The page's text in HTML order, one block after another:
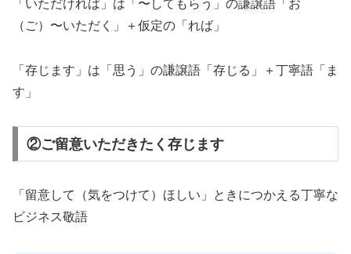
「いただければ」は「〜してもらう」の謙譲語「お
（ご）〜いただく」＋仮定の「れば」
「存じます」は「思う」の謙譲語「存じる」＋丁寧語「ま
す」
②ご留意いただきたく存じます
「留意して（気をつけて）ほしい」ときにつかえる丁寧な
ビジネス敬語